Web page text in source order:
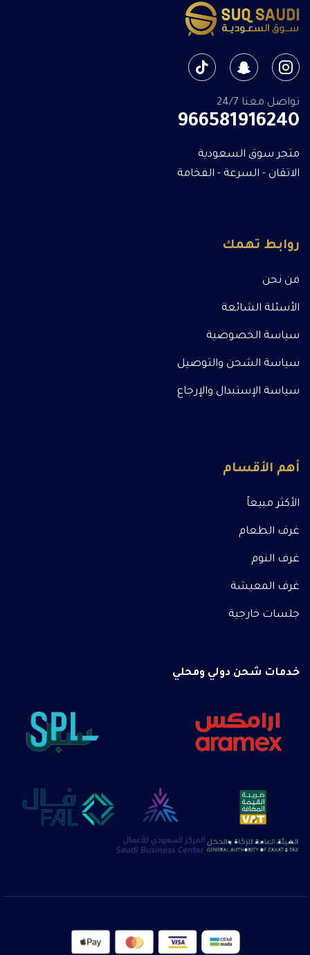
تواصل معنا 24/7
966581916240
متجر سوق السعودية
الاتقان - السرعة - الفخامة
روابط تهمك
من نحن
الأسئلة الشائعة
سياسة الخصوصية
سياسة الشحن والتوصيل
سياسة الإستبدال والإرجاع
أهم الأقسام
الأكثر مبيعاً
غرف الطعام
غرف النوم
غرف المعيشة
جلسات خارجية
خدمات شحن دولي ومحلي